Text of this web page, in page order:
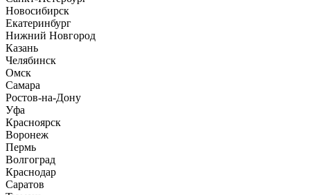
Новосибирск
Екатеринбург
Нижний Новгород
Казань
Челябинск
Омск
Самара
Ростов-на-Дону
Уфа
Красноярск
Воронеж
Пермь
Волгоград
Краснодар
Саратов